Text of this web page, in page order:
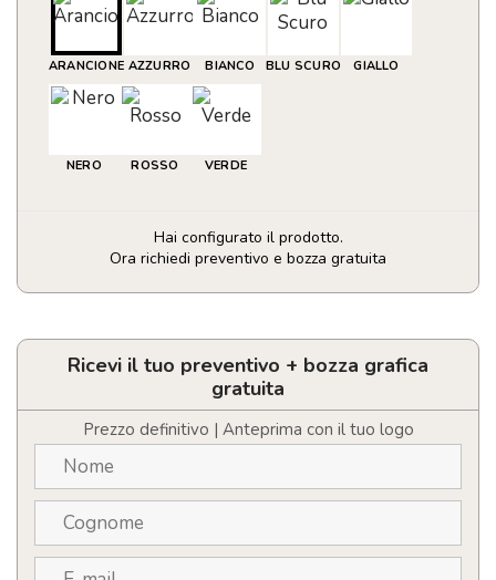
ARANCIONE AZZURRO BIANCO BLU SCURO GIALLO
NERO ROSSO VERDE
Hai configurato il prodotto.
Ora richiedi preventivo e bozza gratuita
Penne
con
puntaleRicevi il tuo preventivo + bozza grafica
gratuita
Prezzo definitivo | Anteprima con il tuo logo